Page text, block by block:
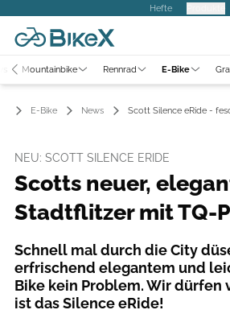
Hefte
Mountainbike Rennrad E-Bike
E-Bike News Scott Silence eRide -
NEU: SCOTT SILENCE ERIDE
Scotts neuer,
Stadtflitzer mit TQ-
Schnell mal durch die City
erfrischend elegantem und
Bike kein Problem. Wir dürfen
ist das Silence eRide!